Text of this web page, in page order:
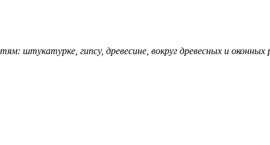
штукатурке, гипсу, древесине, вокруг древесных и